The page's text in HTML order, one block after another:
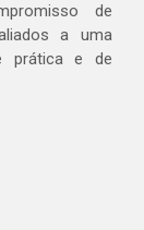
de
a uma
prática e de